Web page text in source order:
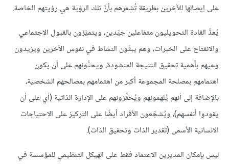
على إيصالها للآخرين بطريقة تُشعرهم بأنَّ تلك الرؤية هي رؤيتهم الخاصة.
يُعدُّ القادة التحويليون متفاعلين جيِّدين، ويتميَّزون بالقبول الاجتماعي
والانفتاح على الخبرات، وهم يبثّون النشاط في نفوس الآخرين ويزيدون
وعيهم بأهمية تحقيق النتيجة المنشودة، ويحثُّونهم على أن يكون
اهتمامهم بمصلحة المجموعة أكبر من اهتمامهم بمصالحهم الشخصية،
بالإضافة إلى أنهم يُلهمونهم ويُحفِّزونهم على الإدارة الذاتية (أي على أن
يقودوا أنفسهم)، ويُشجِّعون الأفراد أيضًا على التركيز على الاحتياجات
الانسانية الأسمى (تقدير الذات وتحقيق الذات).
ليس بإمكان المديرين الاعتماد فقط على الهيكل التنظيمي للمؤسسة في